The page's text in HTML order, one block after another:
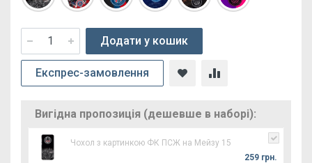
Додати у кошик
Експрес-замовлення
Вигідна пропозиція (дешевше в наборі):
Чохол з картинкою ФК ПСЖ на Мейзу 15
259 грн.